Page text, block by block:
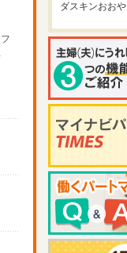
ダスキンおおや